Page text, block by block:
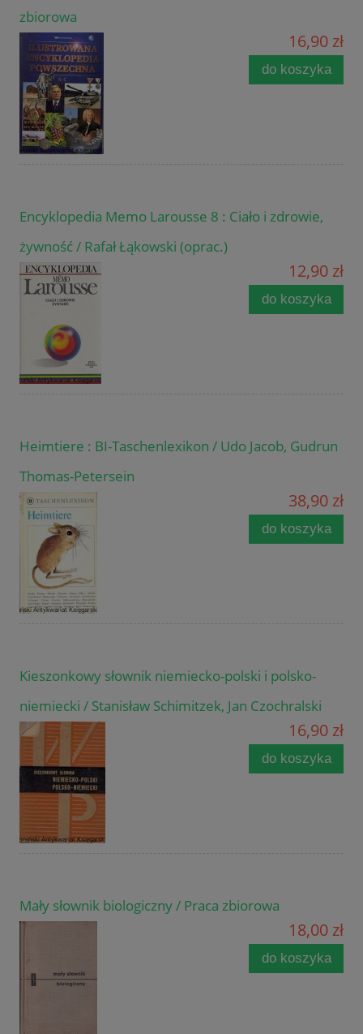
zbiorowa
16,90 zł
do koszyka
Encyklopedia Memo Larousse 8 : Ciało i zdrowie,
żywność / Rafał Łąkowski (oprac.)
12,90 zł
do koszyka
Heimtiere : BI-Taschenlexikon / Udo Jacob, Gudrun
Thomas-Petersein
38,90 zł
do koszyka
Kieszonkowy słownik niemiecko-polski i polsko-
niemiecki / Stanisław Schimitzek, Jan Czochralski
16,90 zł
do koszyka
Mały słownik biologiczny / Praca zbiorowa
18,00 zł
do koszyka